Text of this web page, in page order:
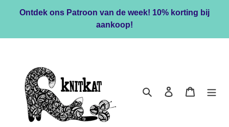
content
Ontdek ons Patroon van de week! 10% korting bij
aankoop!
Zoeken Inloggen